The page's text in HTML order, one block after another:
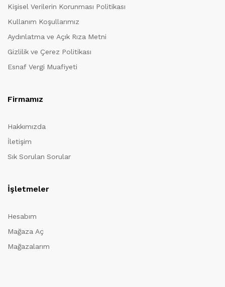
Kişisel Verilerin Korunması Politikası
Kullanım Koşullarımız
Aydınlatma ve Açık Rıza Metni
Gizlilik ve Çerez Politikası
Esnaf Vergi Muafiyeti
Firmamız
Hakkımızda
İletişim
Sık Sorulan Sorular
İşletmeler
Hesabım
Mağaza Aç
Mağazalarım